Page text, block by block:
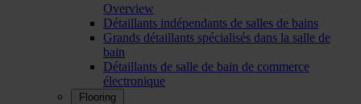
Overview
Détaillants indépendants de salles de bains
Grands détaillants spécialisés dans la salle de
bain
Détaillants de salle de bain de commerce
électronique
Flooring